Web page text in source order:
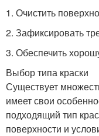
1. Очистить
2. Зафиксировать
3. Обеспечить
Выбор типа краски
Существует
имеет свои
подходящий тип
поверхности и